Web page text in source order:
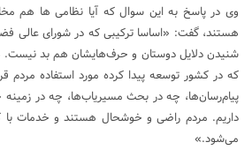
وی در پاسخ به این سوال که آیا نظامی ها هم
هستند، گفت: «اساسا ترکیبی که در شورای عالی
شنیدن دلایل دوستان و حرف‌هایشان هم بد نیست.
که در کشور توسعه پیدا کرده مورد استفاده مردم
پیام‌رسان‌ها، چه در بحث مسیریاب‌ها، چه در
داریم. مردم راضی و خوشحال هستند و خدمات با
می‌شود.»